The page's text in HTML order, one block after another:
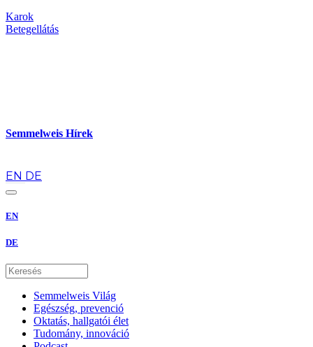
Karok
Betegellátás
Semmelweis Hírek
EN DE
EN
DE
Semmelweis Világ
Egészség, prevenció
Oktatás, hallgatói élet
Tudomány, innováció